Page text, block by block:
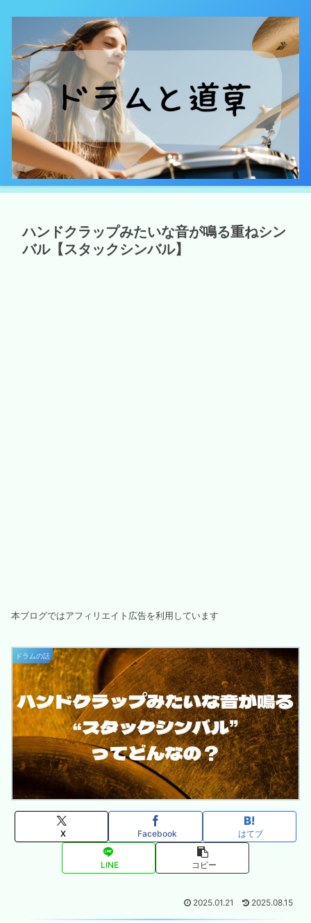
ハンドクラップみたいな音が鳴る重ねシン
バル【スタックシンバル】
本ブログではアフィリエイト広告を利用しています
ドラムの話
X Facebook はてブ
LINE コピー
2025.01.21 2025.08.15